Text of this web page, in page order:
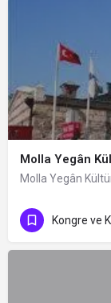
Molla Yegân
Kongre ve